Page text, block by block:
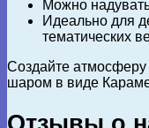
Можно
Идеально для
тематических
Создайте атмосферу
шаром в виде